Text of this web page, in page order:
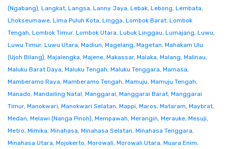
(Ngabang), Langkat, Langsa, Lanny Jaya, Lebak, Lebong, Lembata,
Lhokseumawe, Lima Puluh Kota, Lingga, Lombok Barat, Lombok
Tengah, Lombok Timur, Lombok Utara, Lubuk Linggau, Lumajang, Luwu,
Luwu Timur, Luwu Utara, Madiun, Magelang, Magetan, Mahakam Ulu
(Ujoh Bilang), Majalengka, Majene, Makassar, Malaka, Malang, Malinau,
Maluku Barat Daya, Maluku Tengah, Maluku Tenggara, Mamasa,
Mamberamo Raya, Mamberamo Tengah, Mamuju, Mamuju Tengah,
Manado, Mandailing Natal, Manggarai, Manggarai Barat, Manggarai
Timur, Manokwari, Manokwari Selatan, Mappi, Maros, Mataram, Maybrat,
Medan, Melawi (Nanga Pinoh), Mempawah, Merangin, Merauke, Mesuji,
Metro, Mimika, Minahasa, Minahasa Selatan, Minahasa Tenggara,
Minahasa Utara, Mojokerto, Morowali, Morowali Utara, Muara Enim,